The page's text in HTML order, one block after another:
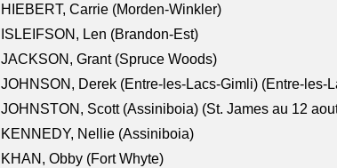
HIEBERT, Carrie (Morden-Winkler)
ISLEIFSON, Len (Brandon-Est)
JACKSON, Grant (Spruce Woods)
JOHNSON, Derek (Entre-les-Lacs-Gimli) (Entre-les-
JOHNSTON, Scott (Assiniboia) (St. James au 12
KENNEDY, Nellie (Assiniboia)
KHAN, Obby (Fort Whyte)